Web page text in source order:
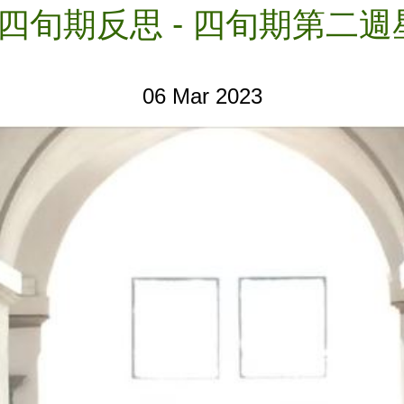
旬期反思 - 四旬期第二週
06 Mar 2023